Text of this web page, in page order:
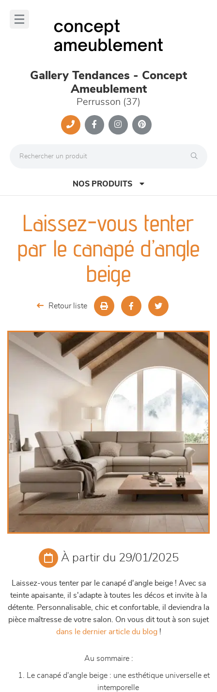
Gallery Tendances - Concept
Ameublement
Perrusson (37)
NOS PRODUITS
canapés et fauteuils
séjours
chambres et dressing
décoration
Laissez-vous tenter
par le canapé d’angle
beige
Retour liste
À partir du 29/01/2025
Laissez-vous tenter par le canapé d'angle beige ! Avec sa
teinte apaisante, il s'adapte à toutes les décos et invite à la
détente. Personnalisable, chic et confortable, il deviendra la
pièce maîtresse de votre salon. On vous dit tout à son sujet
dans le dernier article du blog!
Au sommaire :
Le canapé d'angle beige : une esthétique universelle et
intemporelle